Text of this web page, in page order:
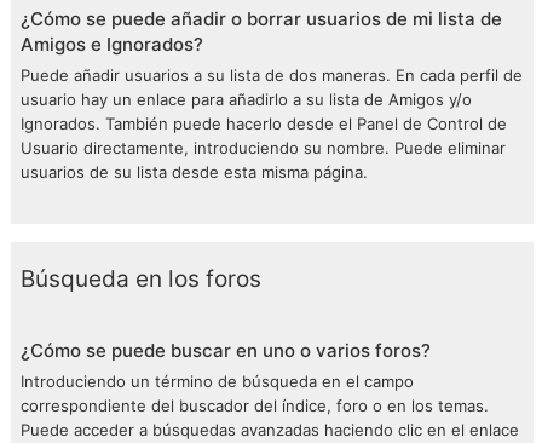
¿Cómo se puede añadir o borrar usuarios de mi lista de
Amigos e Ignorados?
Puede añadir usuarios a su lista de dos maneras. En cada perfil de
usuario hay un enlace para añadirlo a su lista de Amigos y/o
Ignorados. También puede hacerlo desde el Panel de Control de
Usuario directamente, introduciendo su nombre. Puede eliminar
usuarios de su lista desde esta misma página.
Búsqueda en los foros
¿Cómo se puede buscar en uno o varios foros?
Introduciendo un término de búsqueda en el campo
correspondiente del buscador del índice, foro o en los temas.
Puede acceder a búsquedas avanzadas haciendo clic en el enlace